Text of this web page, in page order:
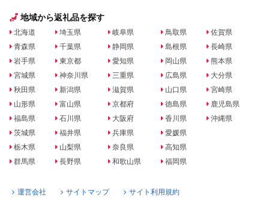
地域から返礼品を探す
北海道
青森県
岩手県
宮城県
秋田県
山形県
福島県
茨城県
栃木県
群馬県
埼玉県
千葉県
東京都
神奈川県
新潟県
富山県
石川県
福井県
山梨県
長野県
岐阜県
静岡県
愛知県
三重県
滋賀県
京都府
大阪府
兵庫県
奈良県
和歌山県
鳥取県
島根県
岡山県
広島県
山口県
徳島県
香川県
愛媛県
高知県
福岡県
佐賀県
長崎県
熊本県
大分県
宮崎県
鹿児島県
沖縄県
運営会社 サイトマップ サイト利用規約